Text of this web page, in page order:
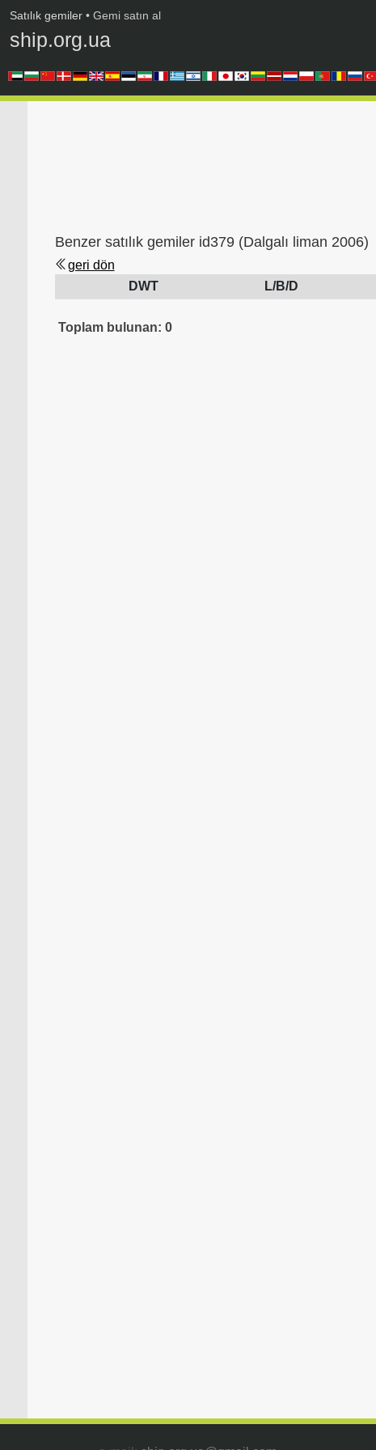
Satılık gemiler • Gemi satın al
ship.org.ua
Benzer satılık gemiler id379 (Dalgalı liman 2006)
geri dön
DWT
L/B/D
Toplam bulunan: 0